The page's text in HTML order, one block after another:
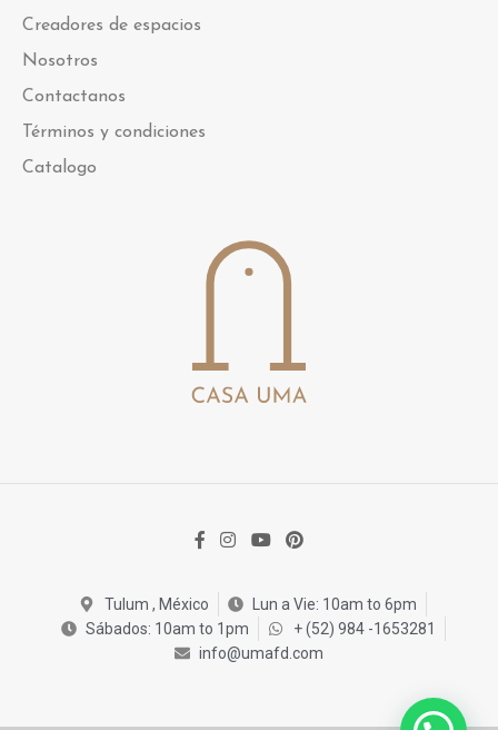
Creadores de espacios
Nosotros
Contactanos
Términos y condiciones
Catalogo
Tulum , México
Lun a Vie: 10am to 6pm
Sábados: 10am to 1pm
+ (52) 984 -1653281
info@umafd.com